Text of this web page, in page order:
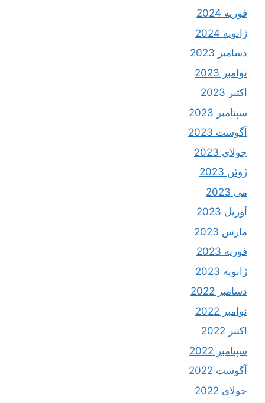
فوریه 2024
ژانویه 2024
دسامبر 2023
نوامبر 2023
اکتبر 2023
سپتامبر 2023
آگوست 2023
جولای 2023
ژوئن 2023
می 2023
آوریل 2023
مارس 2023
فوریه 2023
ژانویه 2023
دسامبر 2022
نوامبر 2022
اکتبر 2022
سپتامبر 2022
آگوست 2022
جولای 2022